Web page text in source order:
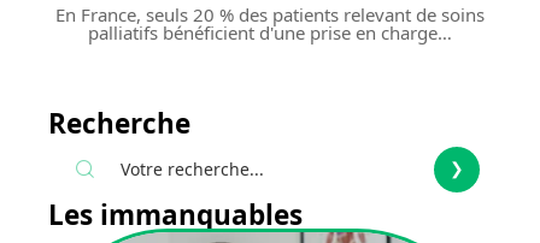
En France, seuls 20 % des patients relevant de soins
palliatifs bénéficient d'une prise en charge…
Recherche
Les immanquables